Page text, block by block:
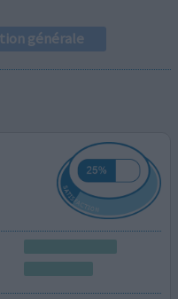
générale